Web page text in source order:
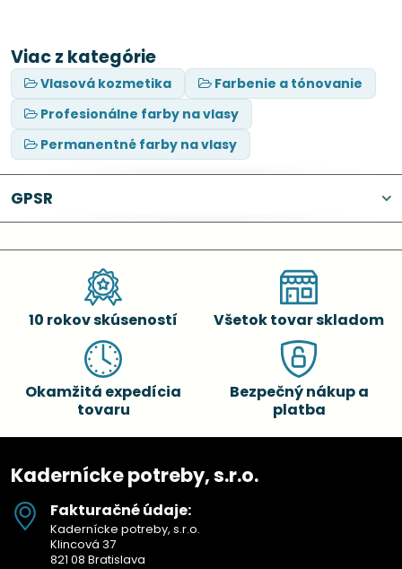
Viac z kategórie
Vlasová kozmetika
Farbenie a tónovanie
Profesionálne farby na vlasy
Permanentné farby na vlasy
GPSR
10 rokov skúseností Všetok tovar skladom
Okamžitá expedícia
tovaru
Bezpečný nákup a
platba
Kadernícke potreby, s.r.o.
Fakturačné údaje:
Kadernícke potreby, s.r.o.
Klincová 37
821 08 Bratislava